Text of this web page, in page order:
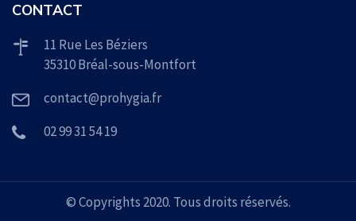
CONTACT
11 Rue Les Béziers
35310 Bréal-sous-Montfort
contact@prohygia.fr
02 99 31 54 19
© Copyrights 2020. Tous droits réservés.